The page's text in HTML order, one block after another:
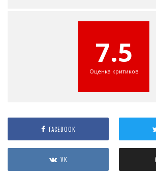
7.5
Оценка критиков
FACEBOOK
VK